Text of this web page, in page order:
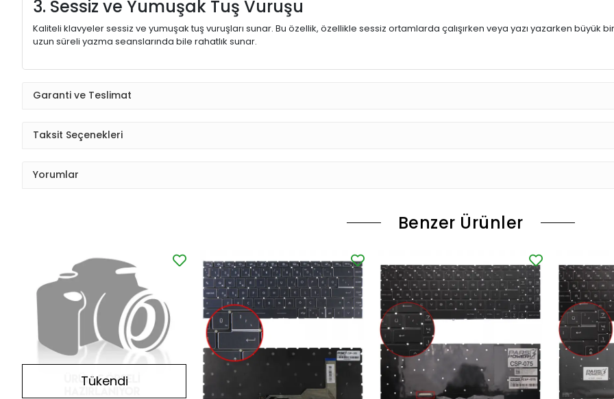
3. Sessiz ve Yumuşak Tuş Vuruşu
Kaliteli klavyeler sessiz ve yumuşak tuş vuruşları sunar. Bu özellik, özellikle sessiz ortamlarda çalışırken veya yazı yazarken
uzun süreli yazma seanslarında bile rahatlık sunar.
Garanti ve Teslimat
Taksit Seçenekleri
Yorumlar
Benzer Ürünler
Tükendi